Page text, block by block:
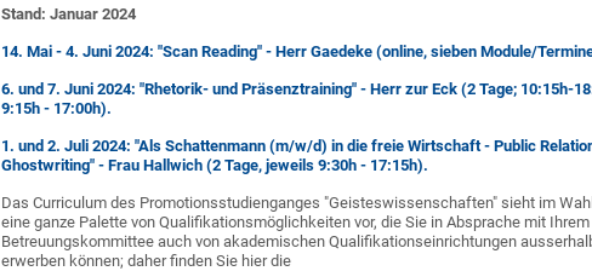
Stand: Januar 2024
14. Mai - 4. Juni 2024: "Scan Reading" - Herr Gaedeke (online, sieben Module/
6. und 7. Juni 2024: "Rhetorik- und Präsenztraining" - Herr zur Eck (2 Tage; 10:15h-
9:15h - 17:00h).
1. und 2. Juli 2024: "Als Schattenmann (m/w/d) in die freie Wirtschaft - Public
Ghostwriting" - Frau Hallwich (2 Tage, jeweils 9:30h - 17:15h).
Das Curriculum des Promotionsstudienganges "Geisteswissenschaften" sieht im
eine ganze Palette von Qualifikationsmöglichkeiten vor, die Sie in Absprache mit Ihrem
Betreuungskommittee auch von akademischen Qualifikationseinrichtungen
erwerben können; daher finden Sie hier die